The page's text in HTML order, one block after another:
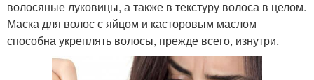
волосяные луковицы, а также в текстуру волоса в целом.
Маска для волос с яйцом и касторовым маслом
способна укреплять волосы, прежде всего, изнутри.